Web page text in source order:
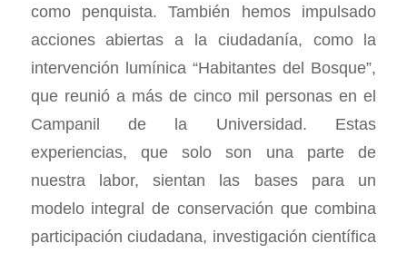
como penquista. También hemos impulsado
acciones abiertas a la ciudadanía, como la
intervención lumínica “Habitantes del Bosque”,
que reunió a más de cinco mil personas en el
Campanil de la Universidad. Estas
experiencias, que solo son una parte de
nuestra labor, sientan las bases para un
modelo integral de conservación que combina
participación ciudadana, investigación científica